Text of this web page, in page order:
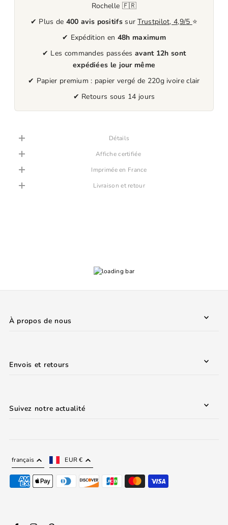
Rochelle 🇫🇷
✔ Plus de 400 avis positifssurTrustpilot, 4,9/5 ⭐
✔ Expédition en 48h maximum
✔ Les commandes passées avant 12h sont
expédiées le jour même
✔ Papier premium : papier vergé de 220g ivoire clair
✔ Retours sous 14 jours
Détails
Affiche certifiée
Imprimée en France
Livraison et retour
À propos de nous
Envois et retours
Suivez notre actualité
français EUR €